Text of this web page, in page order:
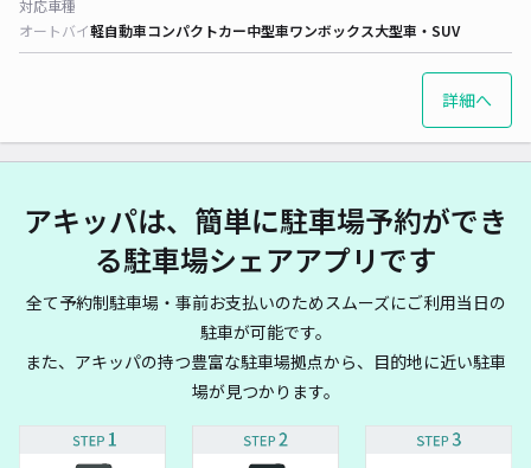
対応車種
オートバイ軽自動車コンパクトカー中型車ワンボックス大型車・SUV
詳細へ
アキッパは、簡単に駐車場予約ができ
る駐車場シェアアプリです
全て予約制駐車場・事前お支払いのためスムーズにご利用当日の
駐車が可能です。
また、アキッパの持つ豊富な駐車場拠点から、目的地に近い駐車
場が見つかります。